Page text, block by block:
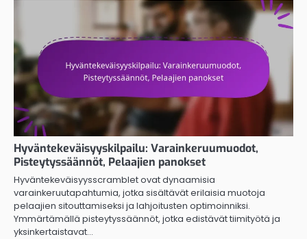
Hyväntekeväisyyskilpailu: Varainkeruumuodot,
Pisteytyssäännöt, Pelaajien panokset
Hyväntekeväisyysscramblet ovat dynaamisia
varainkeruutapahtumia, jotka sisältävät erilaisia muotoja
pelaajien sitouttamiseksi ja lahjoitusten optimoinniksi.
Ymmärtämällä pisteytyssäännöt, jotka edistävät tiimityötä ja
yksinkertaistavat…